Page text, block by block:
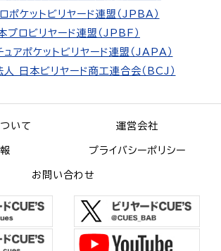
ポケットビリヤード連盟（JPBA）
プロビリヤード連盟（JPBF）
ュアポケットビリヤード連盟（JAPA）
日本ビリヤード商工連合会（BCJ）
いて 運営会社
プライバシーポリシー
お問い合わせ